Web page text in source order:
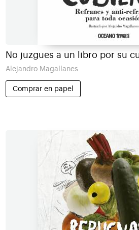
No juzgues a un libro por su
Alejandro Magallanes
Comprar en papel